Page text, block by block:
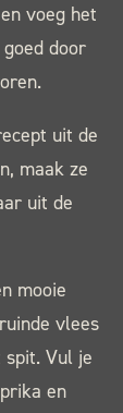
voeg het
door
uit de
maak ze
uit de
mooie
vlees
Vul je
en